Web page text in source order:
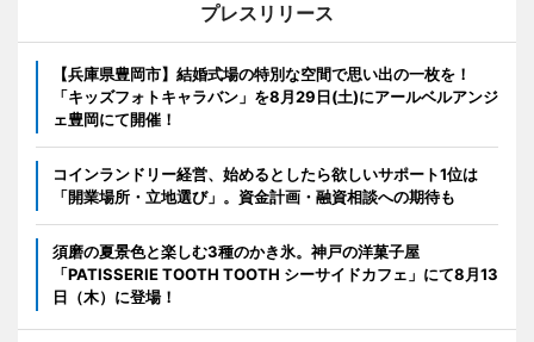
プレスリリース
【兵庫県豊岡市】結婚式場の特別な空間で思い出の一枚を！
「キッズフォトキャラバン」を8月29日(土)にアールベルアンジ
ェ豊岡にて開催！
コインランドリー経営、始めるとしたら欲しいサポート1位は
「開業場所・立地選び」。資金計画・融資相談への期待も
須磨の夏景色と楽しむ3種のかき氷。神戸の洋菓子屋
「PATISSERIE TOOTH TOOTH シーサイドカフェ」にて8月13
日（木）に登場！